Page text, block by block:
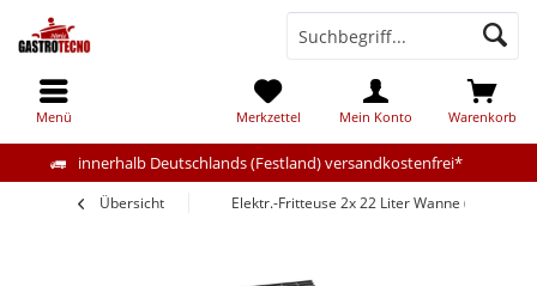
innerhalb Deutschlands (Festland) versandkostenfrei*
Warenkorb
Merkzettel Mein Konto
Menü
Übersicht Elektr.-Fritteuse 2x 22 Liter Wanne (36kW)